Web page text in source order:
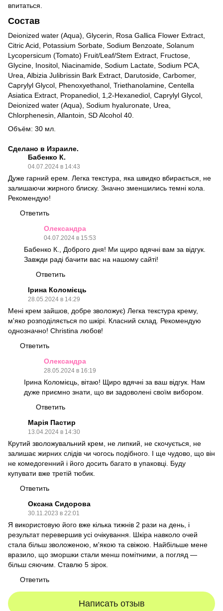
впитаться.
Состав
Deionized water (Aqua), Glycerin, Rosa Gallica Flower Extract,
Citric Acid, Potassium Sorbate, Sodium Benzoate, Solanum
Lycopersicum (Tomato) Fruit/Leaf/Stem Extract, Fructose,
Glycine, Inositol, Niacinamide, Sodium Lactate, Sodium PCA,
Urea, Albizia Julibrissin Bark Extract, Darutoside, Carbomer,
Caprylyl Glycol, Phenoxyethanol, Triethanolamine, Centella
Asiatica Extract, Propanediol, 1,2-Hexanediol, Caprylyl Glycol,
Deionized water (Aqua), Sodium hyaluronate, Urea,
Chlorphenesin, Allantoin, SD Alcohol 40.
Объём: 30 мл.
Сделано в Израиле.
Бабенко К.
04.07.2024 в 14:43
Дуже гарний ерем. Легка текстура, яка швидко вбирається, не
залишаючи жирного блиску. Значно зменшились темні кола.
Рекомендую!
Ответить
Олександра
04.07.2024 в 15:53
Бабенко К., Доброго дня! Ми щиро вдячні вам за відгук.
Завжди раді бачити вас на нашому сайті!
Ответить
Ірина Коломієць
28.05.2024 в 14:29
Мені крем зайшов, добре зволожує) Легка текстура крему,
м'яко розподіляється по шкірі. Класний склад. Рекомендую
однозначно! Christina любов!
Ответить
Олександра
28.05.2024 в 16:19
Ірина Коломієць, вітаю! Щиро вдячні за ваш відгук. Нам
дуже приємно знати, що ви задоволені своїм вибором.
Ответить
Марія Пастир
13.04.2024 в 14:30
Крутий зволожувальний крем, не липкий, не скочується, не
залишає жирних слідів чи чогось подібного. І ще чудово, що він
не комедогенний і його досить багато в упаковці. Буду
купувати вже третій тюбик.
Ответить
Оксана Сидорова
30.11.2023 в 22:01
Я використовую його вже кілька тижнів 2 рази на день, і
результат перевершив усі очікування. Шкіра навколо очей
стала більш зволоженою, м'якою та свіжою. Найбільше мене
вразило, що зморшки стали менш помітними, а погляд —
більш сяючим. Ставлю 5 зірок.
Ответить
Написать отзыв